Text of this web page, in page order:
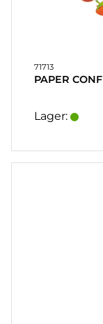
71713
PAPER
Lager: